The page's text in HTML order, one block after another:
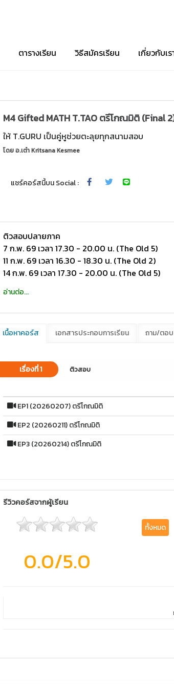
ตารางเรียน วิธีสมัครเรียน เกี่ยวกับเร
M4 Gifted MATH T.TAO ตรีโกณมิติ (Final
ให้ T.GURU เป็นคู่หูช่วยตะลุยทุกสนามสอบ
โดยอ.เต๋า Kritsana Kesmee
แชร์คอร์สนี้บน Social :
ติวสอบปลายภาค
7 ก.พ. 69 เวลา 17.30 - 20.00 น. (The Old 5)
11 ก.พ. 69 เวลา 16.30 - 18.30 น. (The Old 2)
14 ก.พ. 69 เวลา 17.30 - 20.00 น. (The Old 5)
อ่านต่อ...
เนื้อหาคอร์ส เอกสารประกอบการเรียน ถาม/ตอบ
เรื่องที่ 1 ติวสอบ
EP1 (20260207) ตรีโกณมิติ
EP2 (20260211) ตรีโกณมิติ
EP3 (20260214) ตรีโกณมิติ
รีวิวคอร์สจากผู้เรียน
0.0/5.0
ทั้งหมด